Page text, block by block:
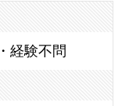
経験不問